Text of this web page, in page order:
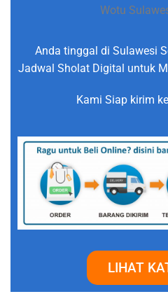
Wotu
Anda tinggal di Sulawesi
Jadwal Sholat Digital untuk
Kami Siap kirim
LIHAT